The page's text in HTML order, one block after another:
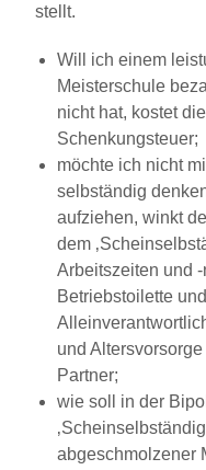
stellt.
Will ich einem
Meisterschule
nicht hat, kostet
Schenkungsteuer;
möchte ich nicht
selbständig
aufziehen, winkt
dem
Arbeitszeiten und
Betriebstoilette
und
Partner;
wie soll in der
abgeschmolzener